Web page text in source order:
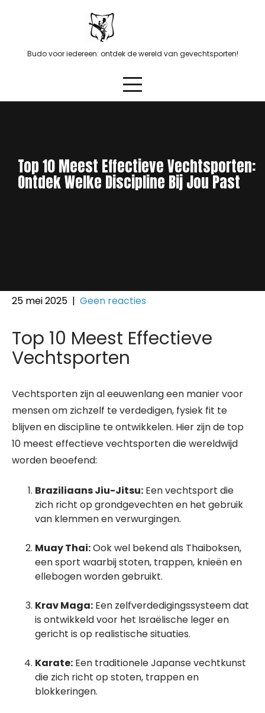
Budo voor iedereen: ontdek de wereld van gevechtsporten!
Top 10 Meest Effectieve Vechtsporten:
Ontdek Welke Discipline Bij Jou Past
25 mei 2025 | Geen reacties
Top 10 Meest Effectieve
Vechtsporten
Vechtsporten zijn al eeuwenlang een manier voor
mensen om zichzelf te verdedigen, fysiek fit te
blijven en discipline te ontwikkelen. Hier zijn de top
10 meest effectieve vechtsporten die wereldwijd
worden beoefend:
Braziliaans Jiu-Jitsu: Een vechtsport die
zich richt op grondgevechten en het gebruik
van klemmen en verwurgingen.
Muay Thai:Ook wel bekend als Thaiboksen,
een sport waarbij stoten, trappen, knieën en
ellebogen worden gebruikt.
Krav Maga: Een zelfverdedigingssysteem dat
is ontwikkeld voor het Israëlische leger en
gericht is op realistische situaties.
Karate: Een traditionele Japanse vechtkunst
die zich richt op stoten, trappen en
blokkeringen.